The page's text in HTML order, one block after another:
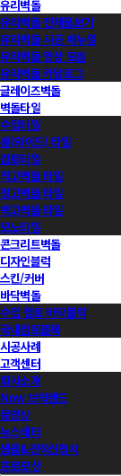
유리벽돌
유리벽돌 전제품보기
유리벽돌 시공 매뉴얼
유리벽돌 영상 모음
유리벽돌 카달로그
글레이즈벽돌
벽돌타일
수입타일
롱(와이드) 타일
점토타일
적고벽돌 타일
청고벽돌 타일
백고벽돌 타일
모노타일
콘크리트벽돌
디자인블럭
스킨/커버
바닥벽돌
수입 점토 바닥블럭
국내점토블록
시공사례
고객센터
회사소개
Now 브릭랜드
동영상
뉴스레터
샘플&견적신청서
프로모션